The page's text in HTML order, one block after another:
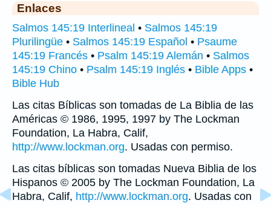
Enlaces
Salmos 145:19 Interlineal • Salmos 145:19
Plurilingüe • Salmos 145:19 Español • Psaume
145:19 Francés • Psalm 145:19 Alemán • Salmos
145:19 Chino • Psalm 145:19 Inglés • Bible Apps •
Bible Hub
Las citas Bíblicas son tomadas de La Biblia de las
Américas © 1986, 1995, 1997 by The Lockman
Foundation, La Habra, Calif,
http://www.lockman.org. Usadas con permiso.
Las citas bíblicas son tomadas Nueva Biblia de los
Hispanos © 2005 by The Lockman Foundation, La
Habra, Calif, http://www.lockman.org. Usadas con